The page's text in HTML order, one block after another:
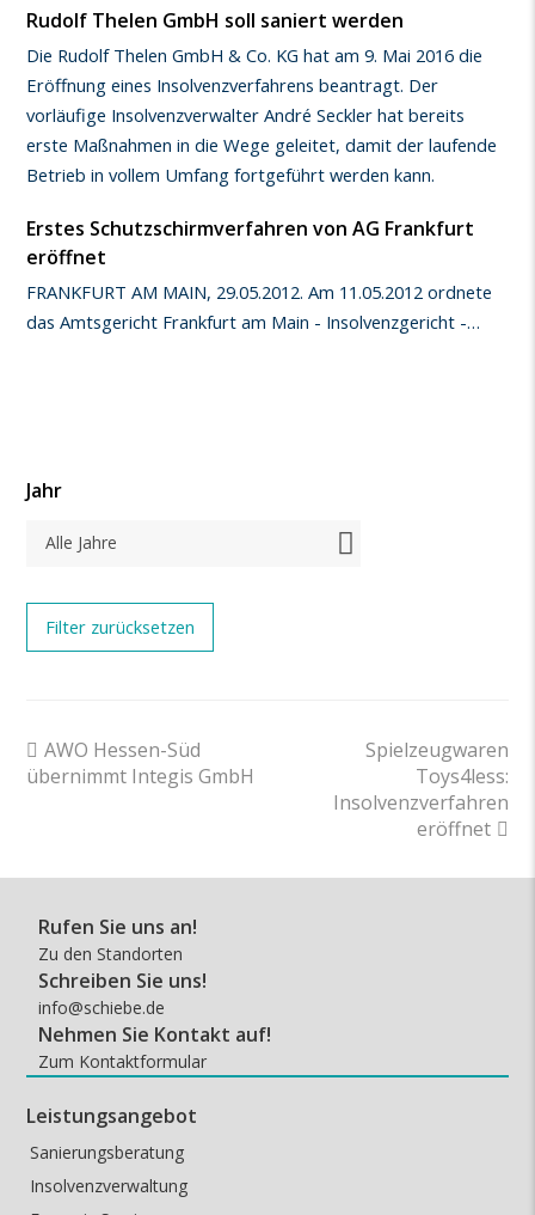
Rudolf Thelen GmbH soll saniert werden
Die Rudolf Thelen GmbH & Co. KG hat am 9. Mai 2016 die
Eröffnung eines Insolvenzverfahrens beantragt. Der
vorläufige Insolvenzverwalter André Seckler hat bereits
erste Maßnahmen in die Wege geleitet, damit der laufende
Betrieb in vollem Umfang fortgeführt werden kann.
Erstes Schutzschirmverfahren von AG Frankfurt
eröffnet
FRANKFURT AM MAIN, 29.05.2012. Am 11.05.2012 ordnete
das Amtsgericht Frankfurt am Main - Insolvenzgericht -…
Jahr
Alle Jahre
previous
post:
AWO Hessen-Süd
übernimmt Integis GmbH
next
Spielzeugwaren
Toys4less:
Insolvenzverfahren
eröffnet
Rufen Sie uns an!
Zu den Standorten
Schreiben Sie uns!
info@schiebe.de
Nehmen Sie Kontakt auf!
Zum Kontaktformular
Leistungsangebot
Sanierungsberatung
Insolvenzverwaltung